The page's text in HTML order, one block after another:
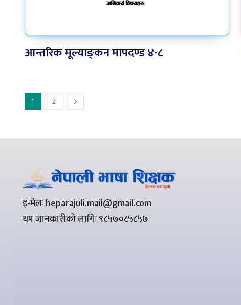
आन्तरिक मूल्याङ्‍कन मापदण्ड ४-८
1 2
इ-मेलः heparajuli.mail@gmail.com
थप जानकारीको लागिः ९८५७०८५८५७